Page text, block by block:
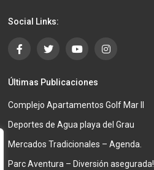
Social Links:
Últimas Publicaciones
Complejo Apartamentos Golf Mar II
Deportes de Agua playa del Grau
Mercados Tradicionales – Agenda.
Parc Aventura – Diversión asegurada!